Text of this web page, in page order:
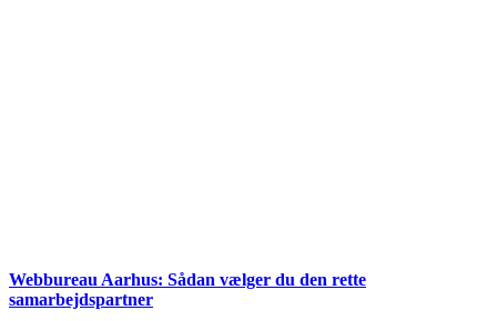
Webbureau Aarhus: Sådan vælger du den rette
samarbejdspartner